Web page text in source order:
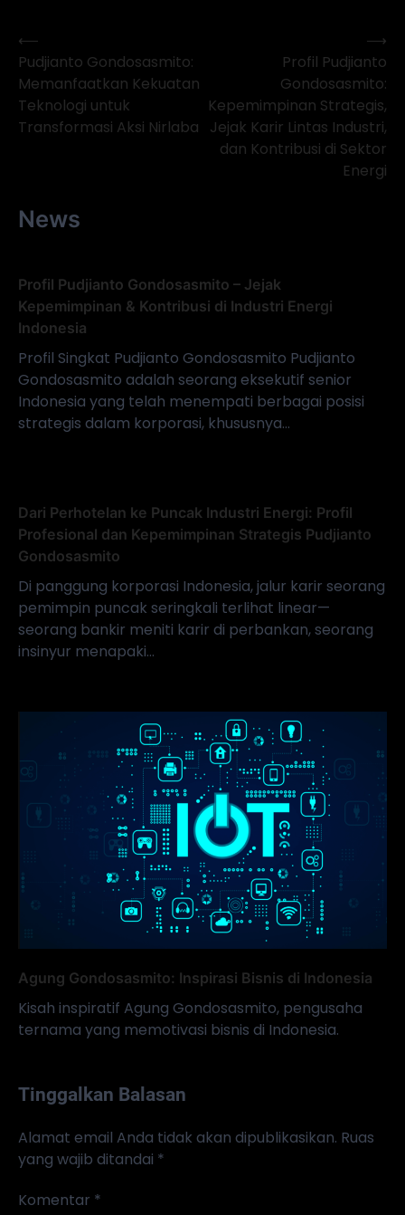
Navigasi
pos
⟵
Pudjianto Gondosasmito:
Memanfaatkan Kekuatan
Teknologi untuk
Transformasi Aksi Nirlaba
Profil Pudjianto
Gondosasmito:
Kepemimpinan Strategis,
Jejak Karir Lintas Industri,
dan Kontribusi di Sektor
Energi
⟶
News
Profil Pudjianto Gondosasmito – Jejak
Kepemimpinan & Kontribusi di Industri Energi
Indonesia
Profil Singkat Pudjianto Gondosasmito Pudjianto
Gondosasmito adalah seorang eksekutif senior
Indonesia yang telah menempati berbagai posisi
strategis dalam korporasi, khususnya…
Dari Perhotelan ke Puncak Industri Energi: Profil
Profesional dan Kepemimpinan Strategis Pudjianto
Gondosasmito
Di panggung korporasi Indonesia, jalur karir seorang
pemimpin puncak seringkali terlihat linear—
seorang bankir meniti karir di perbankan, seorang
insinyur menapaki…
Agung Gondosasmito: Inspirasi Bisnis di Indonesia
Kisah inspiratif Agung Gondosasmito, pengusaha
ternama yang memotivasi bisnis di Indonesia.
Tinggalkan Balasan
Alamat email Anda tidak akan dipublikasikan. Ruas
yang wajib ditandai *
Komentar *